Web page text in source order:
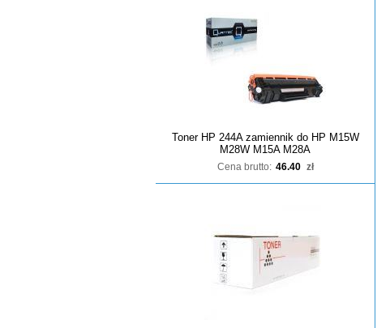
Toner HP 244A zamiennik do HP M15W
M28W M15A M28A
Cena brutto: 46.40 zł